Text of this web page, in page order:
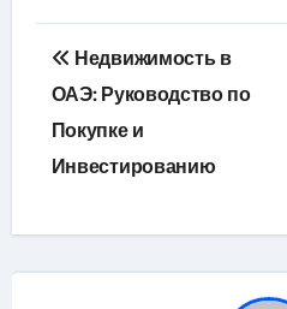
Навигация
по
записям
Недвижимость в
ОАЭ: Руководство по
Покупке и
Инвестированию